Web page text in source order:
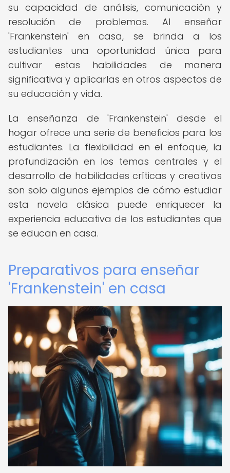
su capacidad de análisis, comunicación y
resolución de problemas. Al enseñar
'Frankenstein' en casa, se brinda a los
estudiantes una oportunidad única para
cultivar estas habilidades de manera
significativa y aplicarlas en otros aspectos de
su educación y vida.
La enseñanza de 'Frankenstein' desde el
hogar ofrece una serie de beneficios para los
estudiantes. La flexibilidad en el enfoque, la
profundización en los temas centrales y el
desarrollo de habilidades críticas y creativas
son solo algunos ejemplos de cómo estudiar
esta novela clásica puede enriquecer la
experiencia educativa de los estudiantes que
se educan en casa.
Preparativos para enseñar
'Frankenstein' en casa